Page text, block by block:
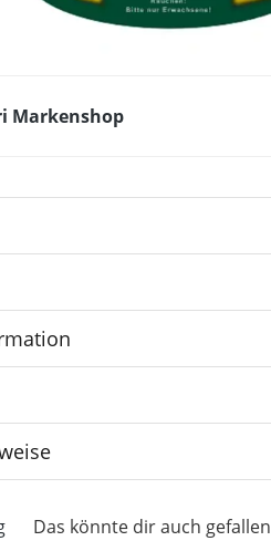
Markenshop
Das könnte dir auch gefallen